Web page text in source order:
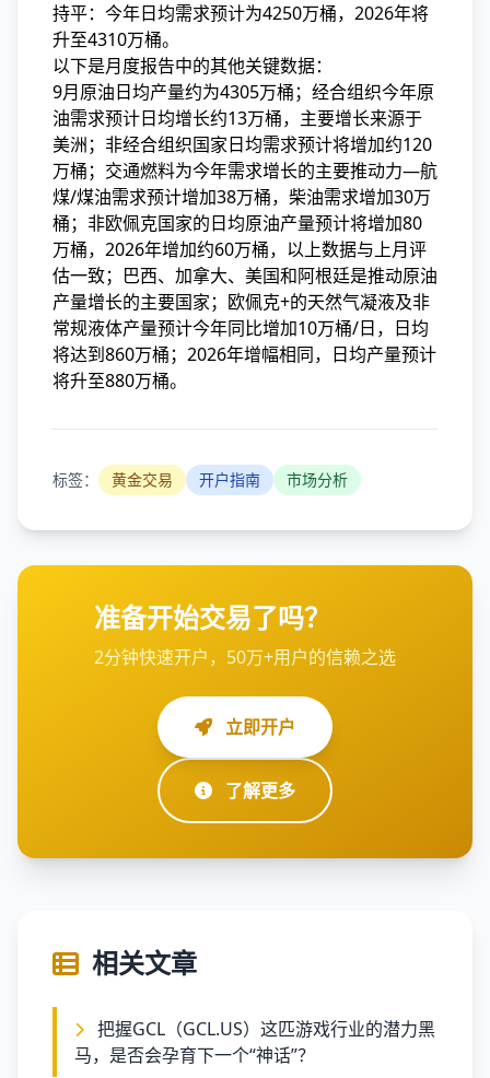
持平：今年日均需求预计为4250万桶，2026年将
升至4310万桶。
以下是月度报告中的其他关键数据：
9月原油日均产量约为4305万桶；经合组织今年原
油需求预计日均增长约13万桶，主要增长来源于
美洲；非经合组织国家日均需求预计将增加约120
万桶；交通燃料为今年需求增长的主要推动力—航
煤/煤油需求预计增加38万桶，柴油需求增加30万
桶；非欧佩克国家的日均原油产量预计将增加80
万桶，2026年增加约60万桶，以上数据与上月评
估一致；巴西、加拿大、美国和阿根廷是推动原油
产量增长的主要国家；欧佩克+的天然气凝液及非
常规液体产量预计今年同比增加10万桶/日，日均
将达到860万桶；2026年增幅相同，日均产量预计
将升至880万桶。
标签： 黄金交易 开户指南 市场分析
准备开始交易了吗？
2分钟快速开户，50万+用户的信赖之选
立即开户
了解更多
相关文章
马，是否会孕育下一个“神话”？